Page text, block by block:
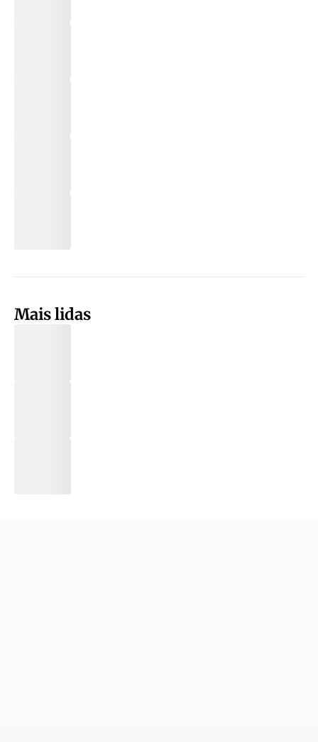
Mais lidas